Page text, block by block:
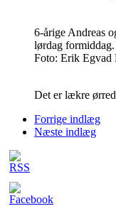
6-årige Andreas
lørdag
Foto: Erik Egvad
Det er lækre
Forrige indlæg
Næste indlæg